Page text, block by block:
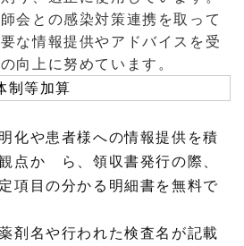
会との感染対策連携を取って
な情報提供やアドバイスを受
向上に努めています。
制等加算
化や患者様への情報提供を積
点か ら、領収書発行の際、
項目の分かる明細書を無料で
剤名や行われた検査名が記載